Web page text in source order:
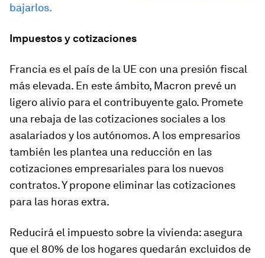
bajarlos.
Impuestos y cotizaciones
Francia es el país de la UE con una presión fiscal
más elevada. En este ámbito, Macron prevé un
ligero alivio para el contribuyente galo. Promete
una rebaja de las cotizaciones sociales a los
asalariados y los autónomos.A los empresarios
también les plantea una reducción en las
cotizaciones empresariales para los nuevos
contratos. Y propone eliminar las cotizaciones
para las horas extra.
Reducirá el impuesto sobre la vivienda: asegura
que el 80% de los hogares quedarán excluidos de